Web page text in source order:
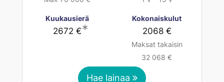
Kuukausierä
2672 €∗
Kokonaiskulut
2068 €
Maksat takaisin
32 068 €
Hae lainaa